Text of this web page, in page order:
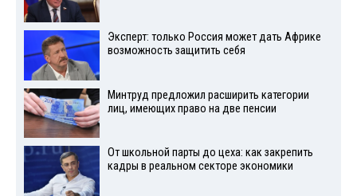
Эксперт: только Россия может дать Африке
возможность защитить себя
Минтруд предложил расширить категории
лиц, имеющих право на две пенсии
От школьной парты до цеха: как закрепить
кадры в реальном секторе экономики